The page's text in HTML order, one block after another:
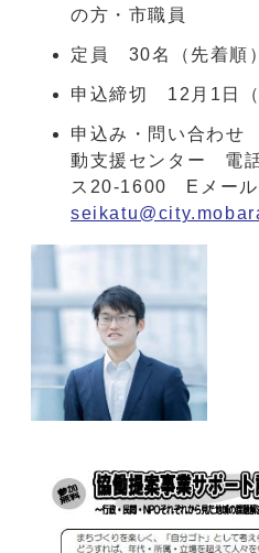
の方・市職員
定員 30名（先着順）
申込締切 12月1日（
申込み・問い合わせ
動支援センター 電
ス20-1600 Eメール